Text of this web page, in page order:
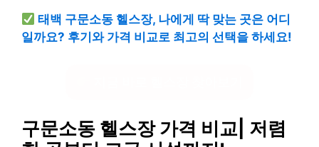
태백 구문소동 헬스장, 나에게 딱 맞는 곳은 어디
일까요? 후기와 가격 비교로 최고의 선택을 하세요!
구문소동 헬스장 가격 비교| 저렴